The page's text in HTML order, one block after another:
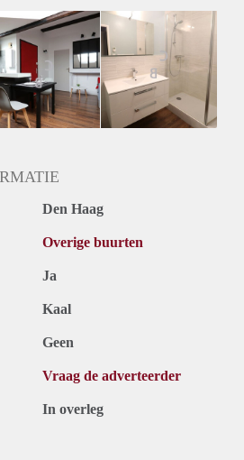
Den Haag
Overige buurten
Ja
Kaal
Geen
Vraag de adverteerder
In overleg